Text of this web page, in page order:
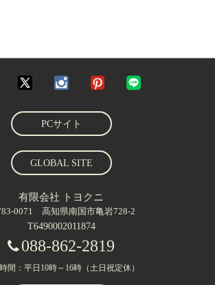
PCサイト
GLOBAL SITE
有限会社 トヨクニ
0071 高知県南国市亀岩728-2
T6490002011874
088-862-2819
間：平日10時～16時（土日祝定休）